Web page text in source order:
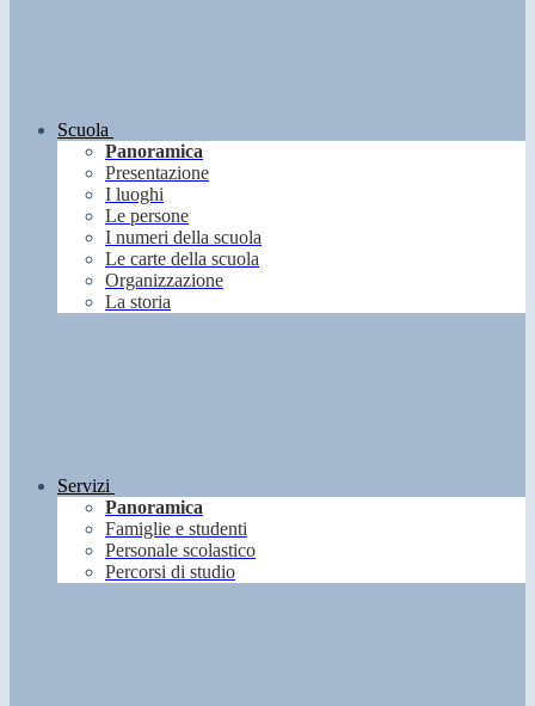
Scuola
Panoramica
Presentazione
I luoghi
Le persone
I numeri della scuola
Le carte della scuola
Organizzazione
La storia
Servizi
Panoramica
Famiglie e studenti
Personale scolastico
Percorsi di studio